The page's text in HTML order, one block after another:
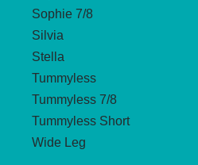
Sophie 7/8
Silvia
Stella
Tummyless
Tummyless 7/8
Tummyless Short
Wide Leg